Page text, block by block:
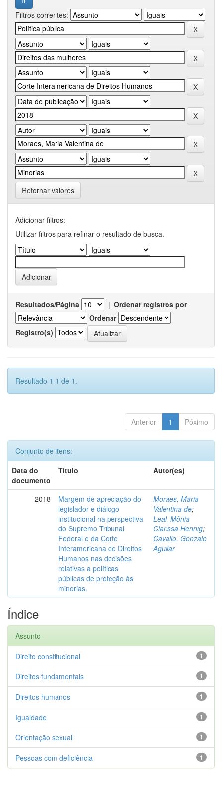
Filtros correntes:
Retornar valores
Adicionar filtros:
Utilizar filtros para refinar o resultado de busca.
Resultados/Página | Ordenar registros por
Ordenar
Registro(s)
Resultado 1-1 de 1.
Anterior 1 Póximo
Conjunto de itens:
Data do
documento
Título Autor(es)
2018
Margem de apreciação do
legislador e diálogo
institucional na perspectiva
do Supremo Tribunal
Federal e da Corte
Interamericana de Direitos
Humanos nas decisões
relativas a políticas
públicas de proteção às
minorias.
Moraes, Maria
Valentina de;
Leal, Mônia
Clarissa Hennig;
Cavallo, Gonzalo
Aguilar
Índice
Assunto
1
Direito constitucional
1
Direitos fundamentais
1
Direitos humanos
1
Igualdade
1
Orientação sexual
1
Pessoas com deficiência